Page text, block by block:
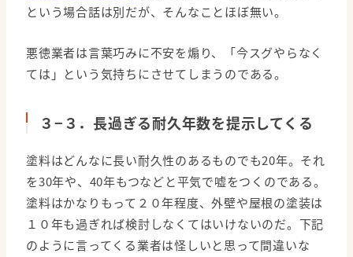
という場合話は別だが、そんなことほぼ無い。
悪徳業者は言葉巧みに不安を煽り、「今スグやらなく
ては」という気持ちにさせてしまうのである。
３−３．長過ぎる耐久年数を提示してくる
塗料はどんなに長い耐久性のあるものでも20年。それ
を30年や、40年もつなどと平気で嘘をつくのである。
塗料はかなりもって２０年程度、外壁や屋根の塗装は
１０年も過ぎれば検討しなくてはいけないのだ。下記
のように言ってくる業者は怪しいと思って間違いな